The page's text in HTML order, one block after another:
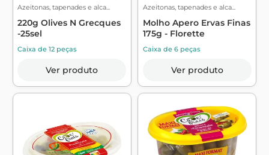
Azeitonas, tapenades e alca...
220g Olives N Grecques
-25sel
Caixa de 12 peças
Ver produto
Azeitonas, tapenades e alca...
Molho Apero Ervas Finas
175g - Florette
Caixa de 6 peças
Ver produto